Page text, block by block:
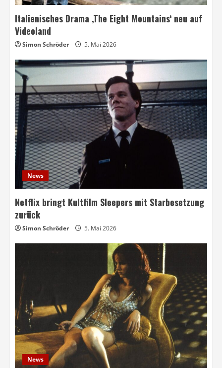
Italienisches Drama ‚The Eight Mountains‘ neu auf
Videoland
Simon Schröder 5. Mai 2026
News
Netflix bringt Kultfilm Sleepers mit Starbesetzung
zurück
Simon Schröder 5. Mai 2026
News